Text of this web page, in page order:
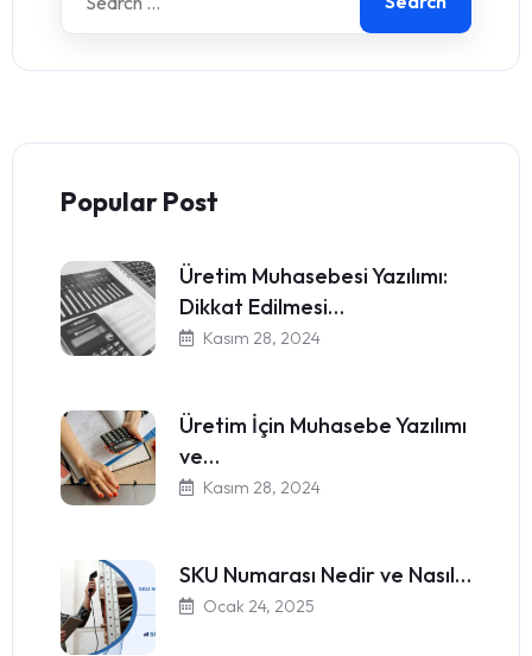
Popular Post
Üretim Muhasebesi Yazılımı:
Dikkat Edilmesi…
Kasım 28, 2024
Üretim İçin Muhasebe Yazılımı
ve…
Kasım 28, 2024
SKU Numarası Nedir ve Nasıl…
Ocak 24, 2025